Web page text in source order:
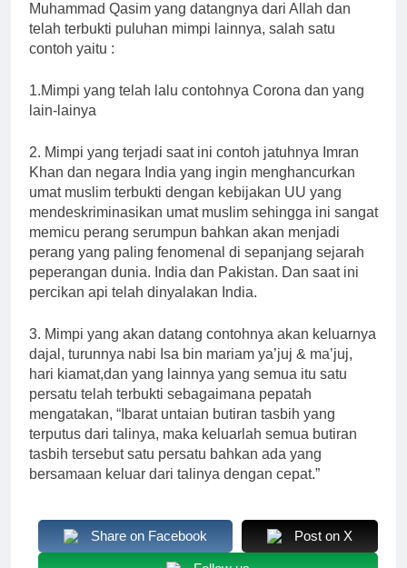
Muhammad Qasim yang datangnya dari Allah dan
telah terbukti puluhan mimpi lainnya, salah satu
contoh yaitu :
1.Mimpi yang telah lalu contohnya Corona dan yang
lain-lainya
2. Mimpi yang terjadi saat ini contoh jatuhnya Imran
Khan dan negara India yang ingin menghancurkan
umat muslim terbukti dengan kebijakan UU yang
mendeskriminasikan umat muslim sehingga ini sangat
memicu perang serumpun bahkan akan menjadi
perang yang paling fenomenal di sepanjang sejarah
peperangan dunia. India dan Pakistan. Dan saat ini
percikan api telah dinyalakan India.
3. Mimpi yang akan datang contohnya akan keluarnya
dajal, turunnya nabi Isa bin mariam ya’juj & ma’juj,
hari kiamat,dan yang lainnya yang semua itu satu
persatu telah terbukti sebagaimana pepatah
mengatakan, “Ibarat untaian butiran tasbih yang
terputus dari talinya, maka keluarlah semua butiran
tasbih tersebut satu persatu bahkan ada yang
bersamaan keluar dari talinya dengan cepat.”
Share on Facebook Post on X